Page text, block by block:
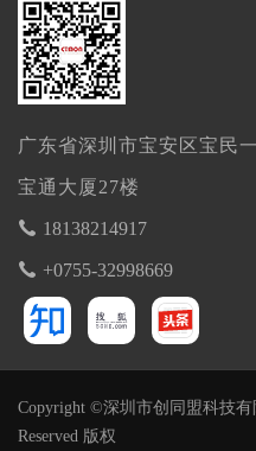
广东省深圳市宝安区宝民
宝通大厦27楼
18138214917
+0755-32998669
Copyright ©深圳市创同盟科技有
Reserved 版权